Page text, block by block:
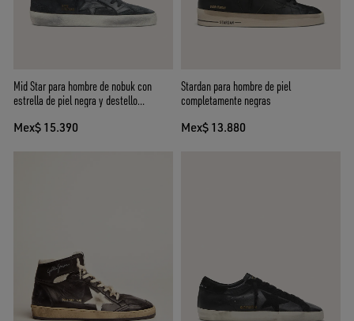
Mid Star para hombre de nobuk con
estrella de piel negra y destello
Mex$ 15.390
Stardan para hombre de piel
completamente negras
Mex$ 13.880